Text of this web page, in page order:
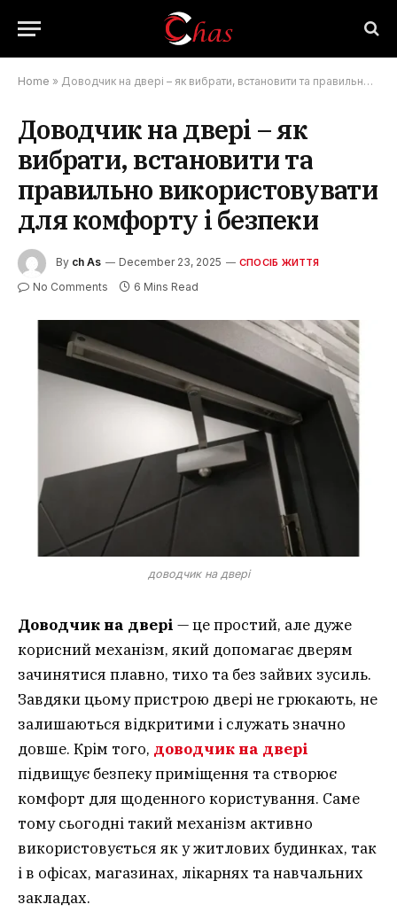
Home » Доводчик на двері – як вибрати, встановити та правильно використовувати для комфорту і безпеки
Доводчик на двері – як
вибрати, встановити та
правильно використовувати
для комфорту і безпеки
By ch As December 23, 2025 СПОСІБ ЖИТТЯ
No Comments 6 Mins Read
доводчик на двері
Доводчик на двері — це простий, але дуже
корисний механізм, який допомагає дверям
зачинятися плавно, тихо та без зайвих зусиль.
Завдяки цьому пристрою двері не грюкають, не
залишаються відкритими і служать значно
довше. Крім того, доводчик на двері
підвищує безпеку приміщення та створює
комфорт для щоденного користування. Саме
тому сьогодні такий механізм активно
використовується як у житлових будинках, так
і в офісах, магазинах, лікарнях та навчальних
закладах.